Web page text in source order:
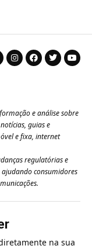
e análise sobre
guias e
e fixa, internet
regulatórias e
consumidores
na sua